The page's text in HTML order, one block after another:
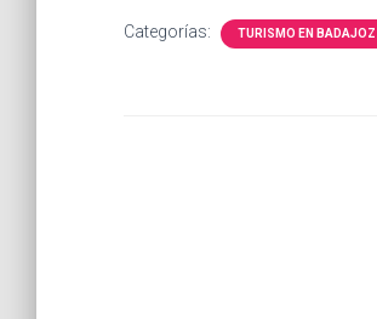
Categorías: TURISMO EN BADAJOZ